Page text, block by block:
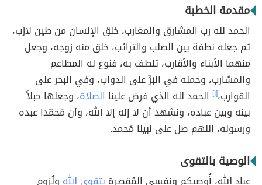
مقدمة الخطبة
الحمد لله رب المشارق والمغارب، خلق الإنسان من طين لازب،
ثم جعله نطفة بين الصلب والترائب، خلق منه زوجه، وجعل
منهما الأبناء والأقارب، تلطف به، فنوع له المطاعم
والمشارب، وحمله في البَرِّ على الدواب، وفي البحر على
القوارب،[١] الحمد لله الذي فرض علينا الصلاة، وجعلها حبلاً
بينه وبين عباده، ونشهد أن لا إله إلا الله، وأن مُحمّدا عبده
ورسوله، اللهم صل على نبينا مُحمد.
الوصية بالتقوى
عباد الله، أُوصيكم ونفسي المُقصرة بتقوى الله ولُزوم